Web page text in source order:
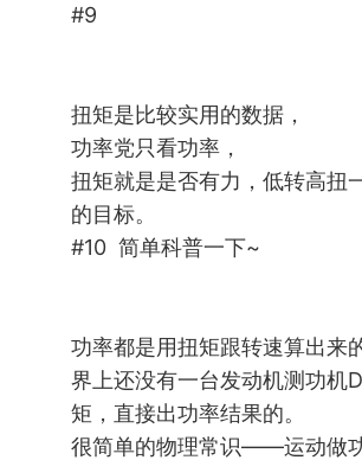
#9
扭矩是比较实用的数据，
功率党只看功率，
扭矩就是是否有力，低转高扭
的目标。
#10 简单科普一下~
功率都是用扭矩跟转速算出来
界上还没有一台发动机测功机
矩，直接出功率结果的。
很简单的物理常识——运动做